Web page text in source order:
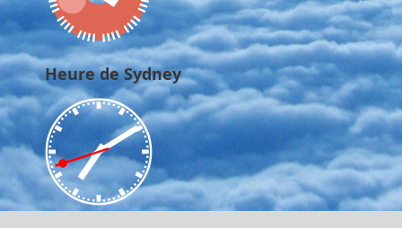
Heure de Sydney